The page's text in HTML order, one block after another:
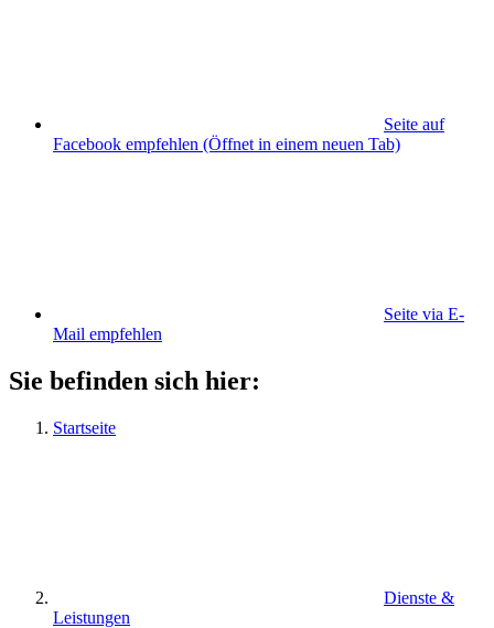
Seite auf
Facebook empfehlen (Öffnet in einem neuen Tab)
Seite via E-
Mail empfehlen
Sie befinden sich hier:
Startseite
Dienste &
Leistungen